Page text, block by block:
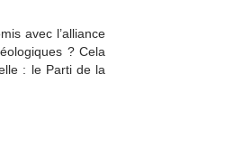
avec l’alliance
? Cela
: le Parti de la